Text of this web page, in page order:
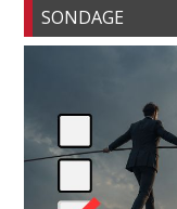
SONDAGE